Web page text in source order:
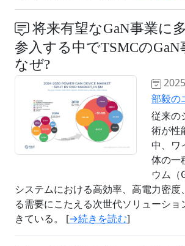
将来有望なGaN事業に
参入する中でTSMCのGaN
なぜ?
部毅の
従来の
術が性
中、ワ
体の一
ウム（
システムにおける高効率、高電力密度
る需要にこたえる次世代ソリューショ
きている。 [→続きを読む]